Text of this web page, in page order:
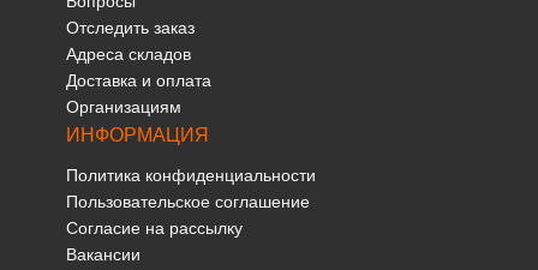
Отследить заказ
Адреса складов
Доставка и оплата
Организациям
ИНФОРМАЦИЯ
Политика конфиденциальности
Пользовательское соглашение
Согласие на рассылку
Вакансии